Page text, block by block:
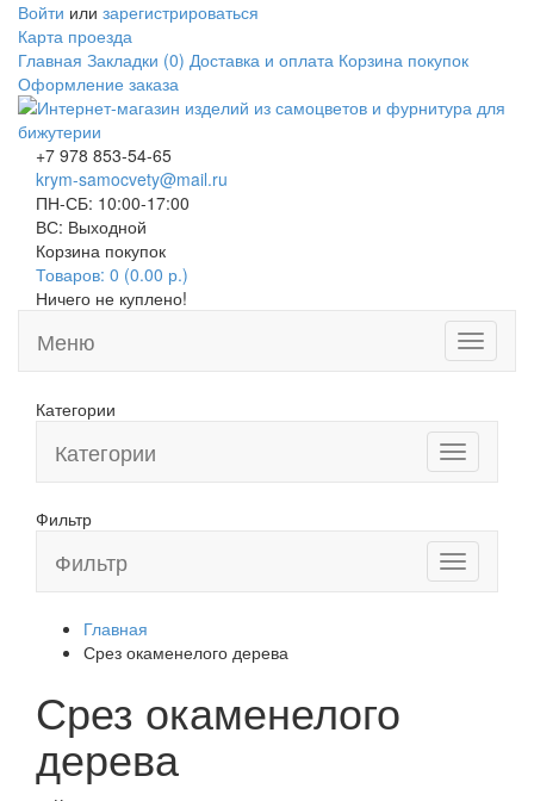
Войти или зарегистрироваться
Карта проезда
Главная Закладки (0) Доставка и оплата Корзина покупок
Оформление заказа
+7 978 853-54-65
krym-samocvety@mail.ru
ПН-СБ: 10:00-17:00
ВС: Выходной
Корзина покупок
Товаров: 0 (0.00 р.)
Ничего не куплено!
Toggle
Меню
Категории
Toggle
navigation
Категории
Фильтр
Toggle
navigation
Фильтр
Главная
Срез окаменелого дерева
Срез окаменелого
дерева